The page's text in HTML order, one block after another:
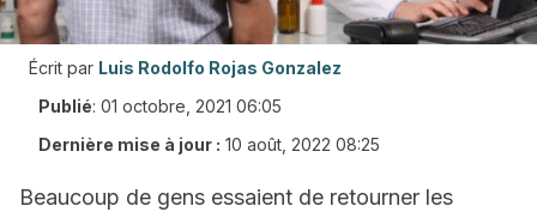
Écrit par Luis Rodolfo Rojas Gonzalez
Publié: 01 octobre, 2021 06:05
Dernière mise à jour : 10 août, 2022 08:25
Beaucoup de gens essaient de retourner les